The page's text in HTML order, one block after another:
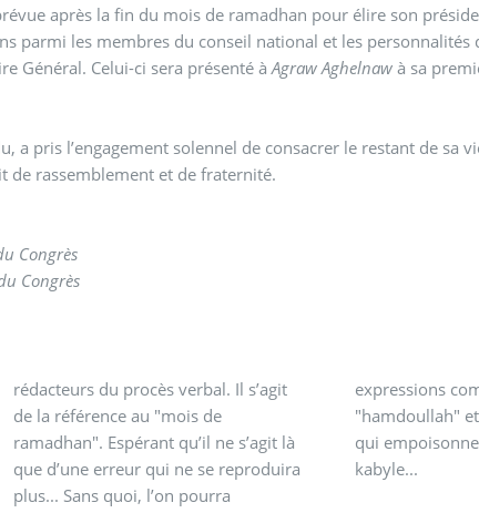
après la fin du mois de ramadhan pour élire son
parmi les membres du conseil national et les personnalités
Général. Celui-ci sera présenté àAgraw Aghelnaw à sa
a pris l’engagement solennel de consacrer le restant de sa
de rassemblement et de fraternité.
Congrès
Congrès
kabyle...